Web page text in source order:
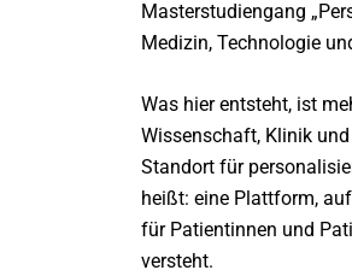
Masterstudiengang
Medizin, Technologie
Was hier entsteht, ist
Wissenschaft, Klinik
Standort für
heißt: eine Plattform,
für Patientinnen und
versteht.